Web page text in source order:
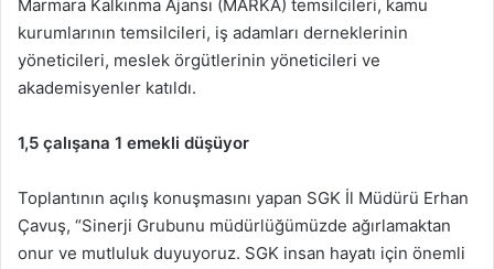
Marmara Kalkınma Ajansı (MARKA) temsilcileri, kamu
kurumlarının temsilcileri, iş adamları derneklerinin
yöneticileri, meslek örgütlerinin yöneticileri ve
akademisyenler katıldı.
1,5 çalışana 1 emekli düşüyor
Toplantının açılış konuşmasını yapan SGK İl Müdürü Erhan
Çavuş, “Sinerji Grubunu müdürlüğümüzde ağırlamaktan
onur ve mutluluk duyuyoruz. SGK insan hayatı için önemli